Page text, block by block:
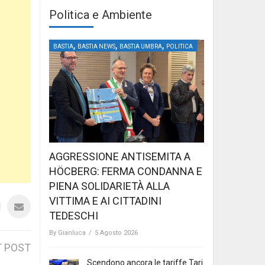
POST
Politica e Ambiente
BASTIA, BASTIA NEWS, BASTIA UMBRA, POLITICA
AGGRESSIONE ANTISEMITA A
HÖCBERG: FERMA CONDANNA E
PIENA SOLIDARIETÀ ALLA
VITTIMA E AI CITTADINI
TEDESCHI
By Gianluca / 5 Agosto 2026
Scendono ancora le tariffe Tari